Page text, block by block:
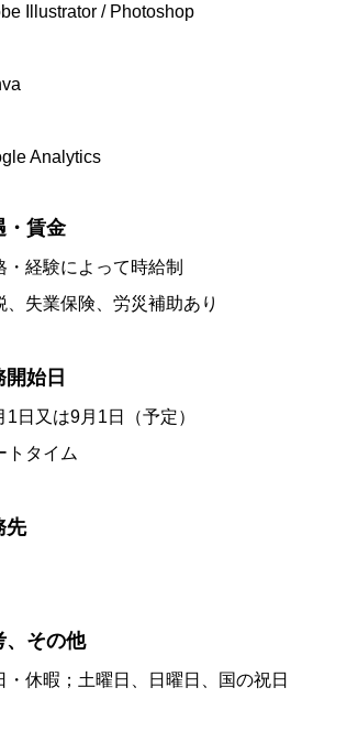
Illustrator / Photoshop
Analytics
・賃金
経験によって時給制
、失業保険、労災補助あり
開始日
日又は9月1日（予定）
タイム
先
、その他
休暇；土曜日、日曜日、国の祝日